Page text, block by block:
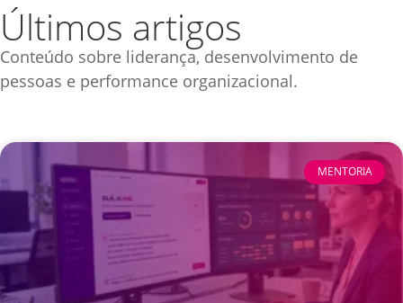
Últimos artigos
Conteúdo sobre liderança, desenvolvimento de
pessoas e performance organizacional.
MENTORIA